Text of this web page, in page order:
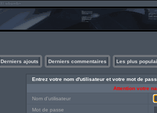
Derniers ajouts Derniers commentaires Les plus
Entrez votre nom d'utilisateur et votre mot de
Attention votre
Nom d'utilisateur
Mot de passe